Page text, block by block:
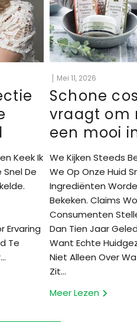
Keek Ik
De
Ervaring
Te
Mei 11, 2026
Schone
vraagt om
een mooi
We Kijken Steeds
We Op Onze Huid
Ingrediënten
Bekeken. Claims
Consumenten
Dan Tien Jaar
Want Echte
Niet Alleen Over
Zit...
Meer Lezen